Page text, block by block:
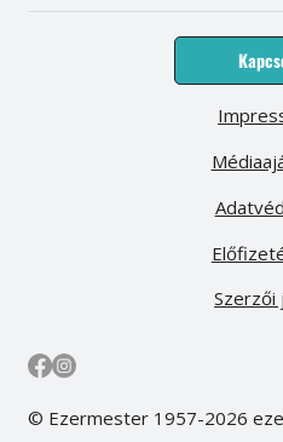
Szerzői
© Ezermester 1957-2026